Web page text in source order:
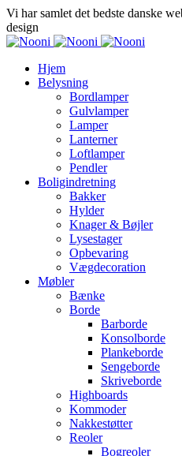
Vi har samlet det bedste danske
design
Hjem
Belysning
Bordlamper
Gulvlamper
Lamper
Lanterner
Loftlamper
Pendler
Boligindretning
Bakker
Hylder
Knager & Bøjler
Lysestager
Opbevaring
Vægdecoration
Møbler
Bænke
Borde
Barborde
Konsolborde
Plankeborde
Sengeborde
Skriveborde
Highboards
Kommoder
Nakkestøtter
Reoler
Bogreoler